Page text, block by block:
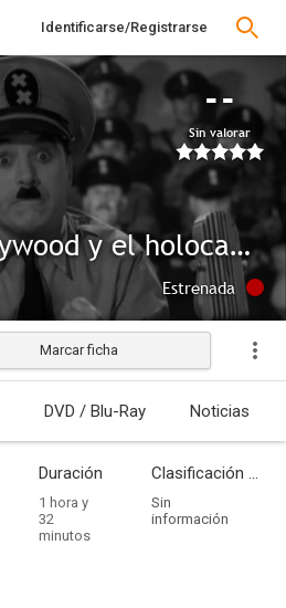
Identificarse/Registrarse
--
Sin valorar
Hollywood y el holocausto
Estrenada
Marcar ficha
DVD / Blu-Ray Noticias
Duración
1 hora y
32
minutos
Clasificación por edades
Sin
información